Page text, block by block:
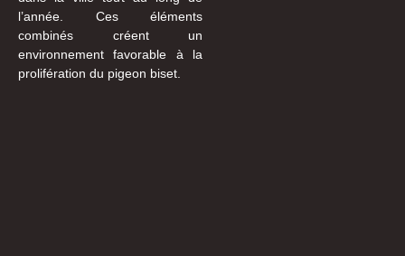
l’année. Ces éléments
combinés créent un
environnement favorable à la
prolifération du pigeon biset.